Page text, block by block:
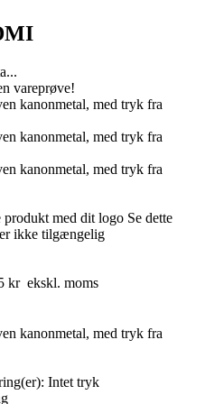
vareprøve!
produkt med dit logo Se dette
ikke tilgængelig
kr ekskl. moms
Intet tryk